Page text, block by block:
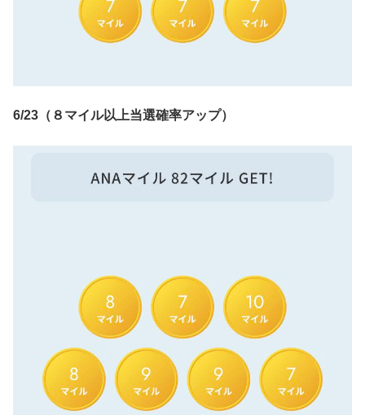
6/23（８マイル以上当選確率アップ）